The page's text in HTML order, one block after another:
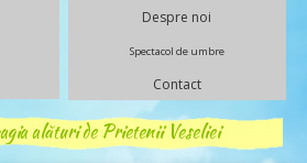
Despre noi
Spectacol de umbre
Contact
alături de Prietenii Veseliei